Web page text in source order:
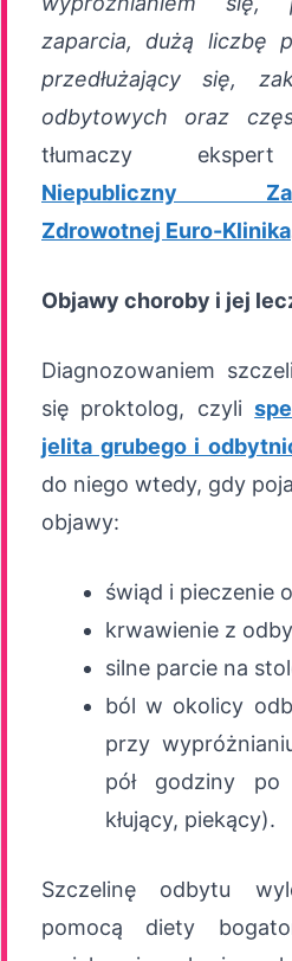
zaparcia, dużą liczbę
przedłużający się,
odbytowych oraz
tłumaczy ekspert
Niepubliczny
Zdrowotnej Euro-Klinika
Objawy choroby i jej
Diagnozowaniem
się proktolog, czyli
jelita grubego i
do niego wtedy, gdy
objawy:
świąd i pieczenie
krwawienie z
silne parcie na
ból w okolicy
przy
pół godziny
kłujący, piekący).
Szczelinę odbytu
pomocą diety